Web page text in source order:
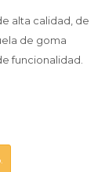
alta calidad, de
de goma
funcionalidad.